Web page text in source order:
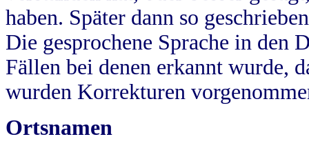
haben. Später dann so
Die gesprochene Sprache in
Fällen bei denen erkannt wurde,
wurden Korrekturen
Ortsnamen